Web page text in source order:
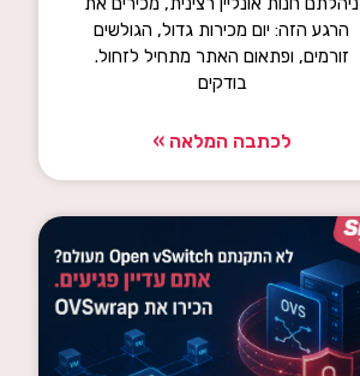
הרגע הזה: יום מכירות גדול, הגולשים
זורמים, ופתאום האתר מתחיל לזחול.
בודקים
לכתבה המלאה »